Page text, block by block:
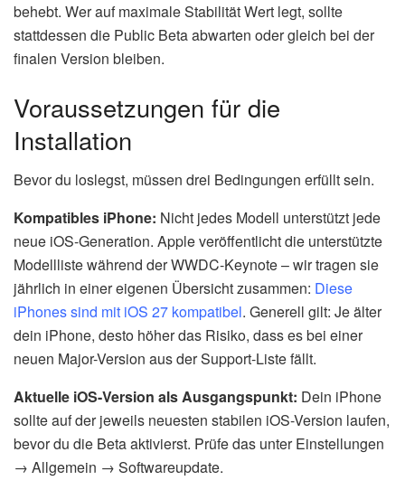
behebt. Wer auf maximale Stabilität Wert legt, sollte
stattdessen die Public Beta abwarten oder gleich bei der
finalen Version bleiben.
Voraussetzungen für die
Installation
Bevor du loslegst, müssen drei Bedingungen erfüllt sein.
Kompatibles iPhone: Nicht jedes Modell unterstützt jede
neue iOS-Generation. Apple veröffentlicht die unterstützte
Modellliste während der WWDC-Keynote – wir tragen sie
jährlich in einer eigenen Übersicht zusammen: Diese
iPhones sind mit iOS 27 kompatibel. Generell gilt: Je älter
dein iPhone, desto höher das Risiko, dass es bei einer
neuen Major-Version aus der Support-Liste fällt.
Aktuelle iOS-Version als Ausgangspunkt: Dein iPhone
sollte auf der jeweils neuesten stabilen iOS-Version laufen,
bevor du die Beta aktivierst. Prüfe das unter Einstellungen
→ Allgemein → Softwareupdate.